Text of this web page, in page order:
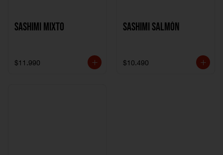
Sashimi Mixto
$11.990
Sashimi Salmón
$10.490